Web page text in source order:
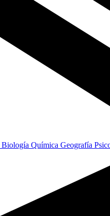
Biología Química Geografía